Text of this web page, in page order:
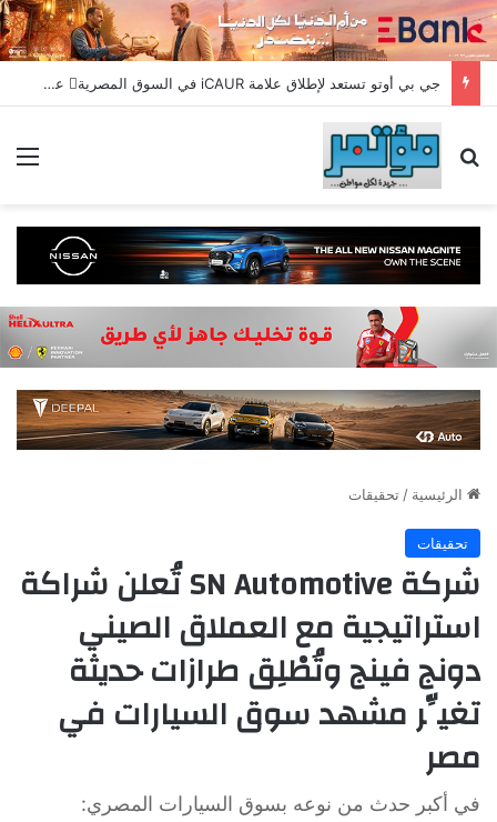
جي بي أوتو تستعد لإطلاق علامة iCAUR في السوق المصرية علامة عالمية جديدة لسيارات الطاقة الجديدة تجمع بين التكنولوجيا الذكية والتصميم الجريء وروح المغامر
بحث عن
الرئيسية / تحقيقات
تحقيقات
شركة SN Automotive تُعلن شراكة
استراتيجية مع العملاق الصيني
دونج فينج وتُطْلِق طرازات حديثة
تغيِّر مشهد سوق السيارات في
مصر
في أكبر حدث من نوعه بسوق السيارات المصري: